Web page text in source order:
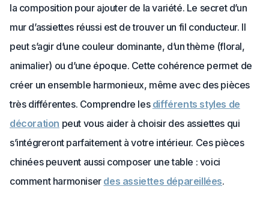
la composition pour ajouter de la variété. Le secret d’un
mur d’assiettes réussi est de trouver un fil conducteur. Il
peut s’agir d’une couleur dominante, d’un thème (floral,
animalier) ou d’une époque. Cette cohérence permet de
créer un ensemble harmonieux, même avec des pièces
très différentes. Comprendre les différents styles de
décoration peut vous aider à choisir des assiettes qui
s’intégreront parfaitement à votre intérieur. Ces pièces
chinées peuvent aussi composer une table : voici
comment harmoniser des assiettes dépareillées.